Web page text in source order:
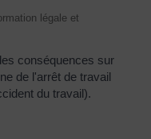
légale et
conséquences sur
de l'arrêt de travail
du travail).